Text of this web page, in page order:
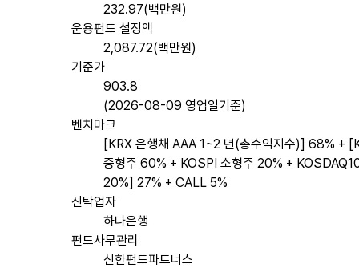
232.97(백만원)
운용펀드 설정액
2,087.72(백만원)
기준가
903.8
(2026-08-09 영업일기준)
벤치마크
[KRX 은행채 AAA 1~2 년(총수익지수)] 68% +
중형주 60% + KOSPI 소형주 20% +
20%] 27% + CALL 5%
신탁업자
하나은행
펀드사무관리
신한펀드파트너스